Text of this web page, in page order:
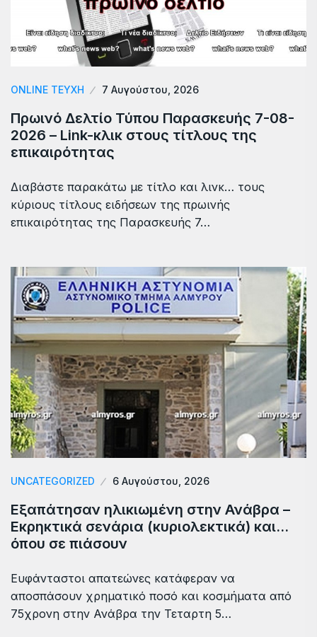
ONLINE ΤΕΎΧΗ 7 Αυγούστου, 2026
Πρωινό Δελτίο Τύπου Παρασκευής 7-08-
2026 – Link-κλικ στους τίτλους της
επικαιρότητας
Διαβάστε παρακάτω με τίτλο και λινκ… τους
κύριους τίτλους ειδήσεων της πρωινής
επικαιρότητας της Παρασκευής 7…
UNCATEGORIZED 6 Αυγούστου, 2026
Εξαπάτησαν ηλικιωμένη στην Ανάβρα –
Εκρηκτικά σενάρια (κυριολεκτικά) και…
όπου σε πιάσουν
Ευφάνταστοι απατεώνες κατάφεραν να
αποσπάσουν χρηματικό ποσό και κοσμήματα από
75χρονη στην Ανάβρα την Τεταρτη 5…